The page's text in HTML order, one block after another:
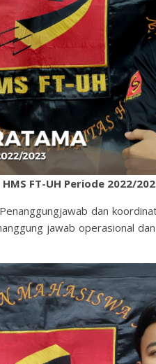
FT-UH Periode 2022/
dan
jawab operasional